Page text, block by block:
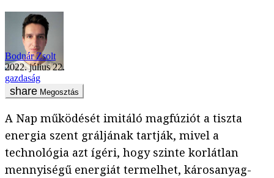
Bodnár Zsolt
2022. július 22.
gazdaság
Megosztás
A Nap működését imitáló magfúziót a tiszta
energia szent gráljának tartják, mivel a
technológia azt ígéri, hogy szinte korlátlan
mennyiségű energiát termelhet, károsanyag-